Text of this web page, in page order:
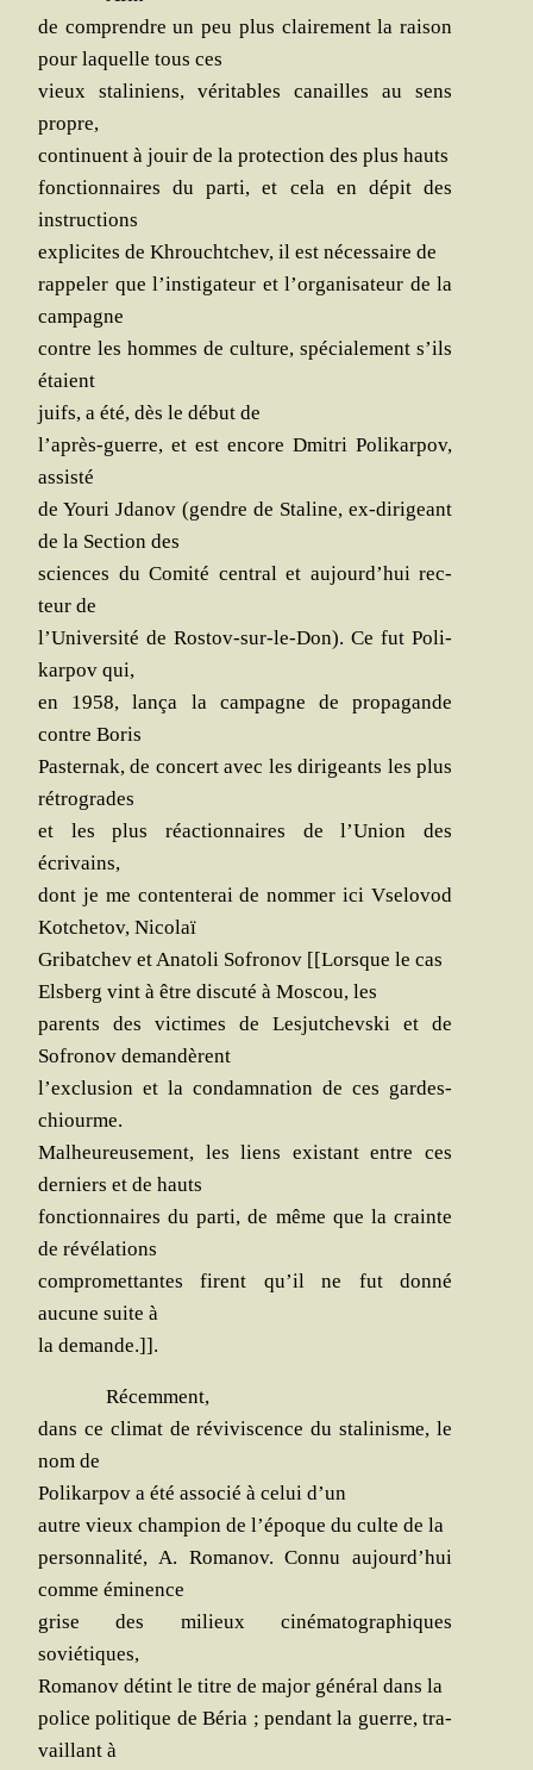
de com­prendre un peu plus clai­re­ment la rai­son
pour laquelle tous ces
vieux sta­li­niens, véri­tables canailles au sens
propre,
conti­nuent à jouir de la pro­tec­tion des plus hauts
fonc­tion­naires du par­ti, et cela en dépit des
instructions
expli­cites de Khroucht­chev, il est néces­saire de
rap­pe­ler que l’instigateur et l’organisateur de la
campagne
contre les hommes de culture, spé­cia­le­ment s’ils
étaient
juifs, a été, dès le début de
l’après-guerre, et est encore Dmi­tri Poli­kar­pov,
assisté
de You­ri Jda­nov (gendre de Sta­line, ex-diri­geant
de la Sec­tion des
sciences du Comi­té cen­tral et aujourd’hui rec­
teur de
l’Université de Ros­tov-sur-le-Don). Ce fut Poli­
kar­pov qui,
en 1958, lan­ça la cam­pagne de pro­pa­gande
contre Boris
Pas­ter­nak, de concert avec les diri­geants les plus
rétrogrades
et les plus réac­tion­naires de l’Union des
écrivains,
dont je me conten­te­rai de nom­mer ici Vse­lo­vod
Kot­che­tov, Nicolaï
Gri­bat­chev et Ana­to­li Sofro­nov [[Lorsque le cas
Els­berg vint à être dis­cu­té à Mos­cou, les
parents des vic­times de Les­jut­chevs­ki et de
Sofro­nov demandèrent
l’exclusion et la condam­na­tion de ces gardes-
chiourme.
Mal­heu­reu­se­ment, les liens exis­tant entre ces
der­niers et de hauts
fonc­tion­naires du par­ti, de même que la crainte
de révélations
com­pro­met­tantes firent qu’il ne fut don­né
aucune suite à
la demande.]].
Récem­ment,
dans ce cli­mat de révi­vis­cence du sta­li­nisme, le
nom de
Poli­kar­pov a été asso­cié à celui d’un
autre vieux cham­pion de l’époque du culte de la
per­son­na­li­té, A. Roma­nov. Connu aujourd’hui
comme éminence
grise des milieux ciné­ma­to­gra­phiques
soviétiques,
Roma­nov détint le titre de major géné­ral dans la
police poli­tique de Béria ; pen­dant la guerre, tra­
vaillant à